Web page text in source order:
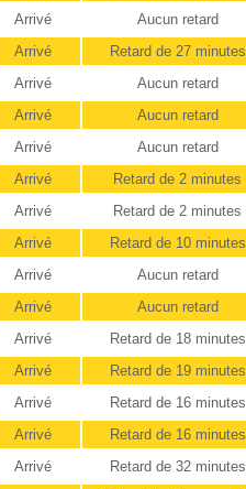
Arrivé
Aucun retard
Arrivé
Retard de 27 minutes
Arrivé
Aucun retard
Arrivé
Aucun retard
Arrivé
Aucun retard
Arrivé
Retard de 2 minutes
Arrivé
Retard de 2 minutes
Arrivé
Retard de 10 minutes
Arrivé
Aucun retard
Arrivé
Aucun retard
Arrivé
Retard de 18 minutes
Arrivé
Retard de 19 minutes
Arrivé
Retard de 16 minutes
Arrivé
Retard de 16 minutes
Arrivé Retard de 32 minutes